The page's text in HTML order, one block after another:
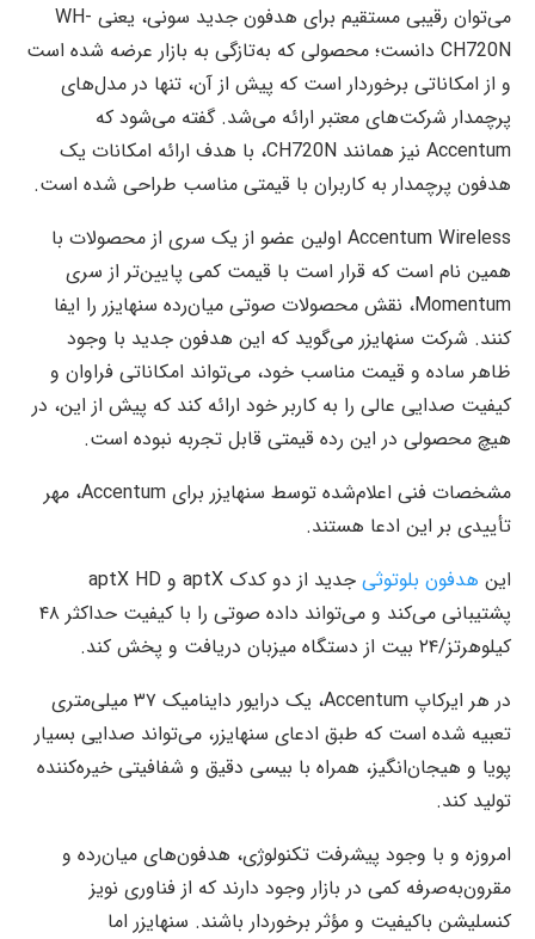
می‌توان رقیبی مستقیم برای هدفون جدید سونی، یعنی WH-
CH720N دانست؛ محصولی که به‌تازگی به بازار عرضه شده است
و از امکاناتی برخوردار است که پیش از آن، تنها در مدل‌های
پرچمدار شرکت‌های معتبر ارائه می‌شد. گفته می‌شود که
Accentum نیز همانند CH720N، با هدف ارائه امکانات یک
هدفون پرچمدار به کاربران با قیمتی مناسب طراحی شده است.
Accentum Wireless اولین عضو از یک سری از محصولات با
همین نام است که قرار است با قیمت کمی پایین‌تر از سری
Momentum، نقش محصولات صوتی میان‌رده سنهایزر را ایفا
کنند. شرکت سنهایزر می‌گوید که این هدفون جدید با وجود
ظاهر ساده و قیمت مناسب خود، می‌تواند امکاناتی فراوان و
کیفیت صدایی عالی را به کاربر خود ارائه کند که پیش از این، در
هیچ محصولی در این رده قیمتی قابل تجربه نبوده است.
مشخصات فنی اعلام‌شده توسط سنهایزر برای Accentum، مهر
تأییدی بر این ادعا هستند.
این هدفون بلوتوثی
جدید از دو کدک aptX و aptX HD
پشتیبانی می‌کند و می‌تواند داده صوتی را با کیفیت حداکثر ۴۸
کیلوهرتز/۲۴ بیت از دستگاه میزبان دریافت و پخش کند.
در هر ایرکاپ Accentum، یک درایور داینامیک ۳۷ میلی‌متری
تعبیه شده است که طبق ادعای سنهایزر، می‌تواند صدایی بسیار
پویا و هیجان‌انگیز، همراه با بیسی دقیق و شفافیتی خیره‌کننده
تولید کند.
امروزه و با وجود پیشرفت تکنولوژی، هدفون‌های میان‌رده و
مقرون‌به‌صرفه کمی در بازار وجود دارند که از فناوری نویز
کنسلیشن باکیفیت و مؤثر برخوردار باشند. سنهایزر اما